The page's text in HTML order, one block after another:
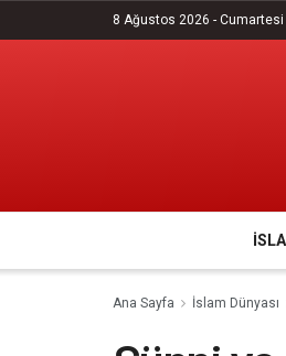
8 Ağustos 2026 - Cumartesi
Ana Sayfa İslam Dünyası